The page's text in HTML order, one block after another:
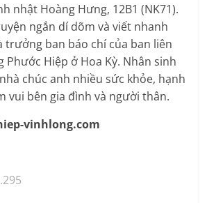
nhật Hoàng Hưng, 12B1 (NK71).
ngắn dí dõm và viết nhanh
trưởng ban báo chí của ban liên
Phước Hiệp ở Hoa Kỳ. Nhân sinh
chúc anh nhiều sức khỏe, hạnh
vui bên gia đình và người thân.
vinhlong.com